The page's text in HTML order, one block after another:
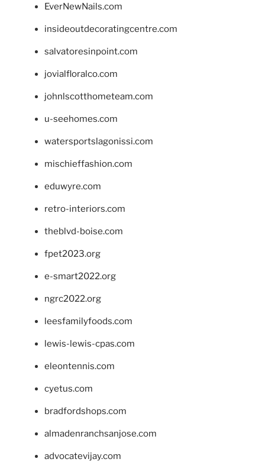
EverNewNails.com
insideoutdecoratingcentre.com
salvatoresinpoint.com
jovialfloralco.com
johnlscotthometeam.com
u-seehomes.com
watersportslagonissi.com
mischieffashion.com
eduwyre.com
retro-interiors.com
theblvd-boise.com
fpet2023.org
e-smart2022.org
ngrc2022.org
leesfamilyfoods.com
lewis-lewis-cpas.com
eleontennis.com
cyetus.com
bradfordshops.com
almadenranchsanjose.com
advocatevijay.com